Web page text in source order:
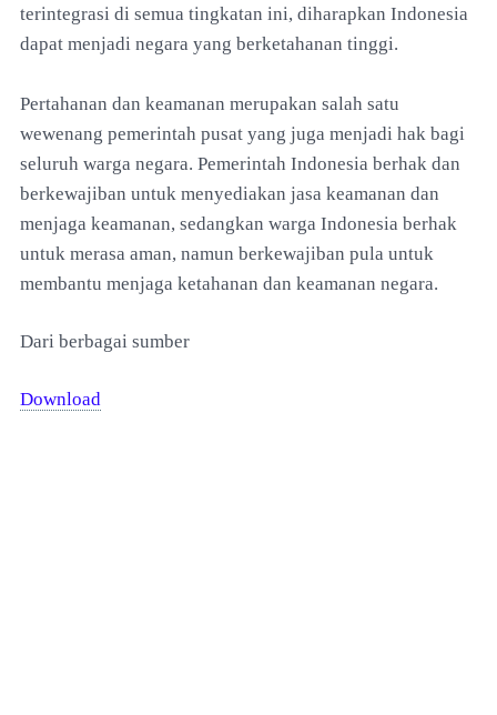
terintegrasi di semua tingkatan ini, diharapkan Indonesia
dapat menjadi negara yang berketahanan tinggi.
Pertahanan dan keamanan merupakan salah satu
wewenang pemerintah pusat yang juga menjadi hak bagi
seluruh warga negara. Pemerintah Indonesia berhak dan
berkewajiban untuk menyediakan jasa keamanan dan
menjaga keamanan, sedangkan warga Indonesia berhak
untuk merasa aman, namun berkewajiban pula untuk
membantu menjaga ketahanan dan keamanan negara.
Dari berbagai sumber
Download